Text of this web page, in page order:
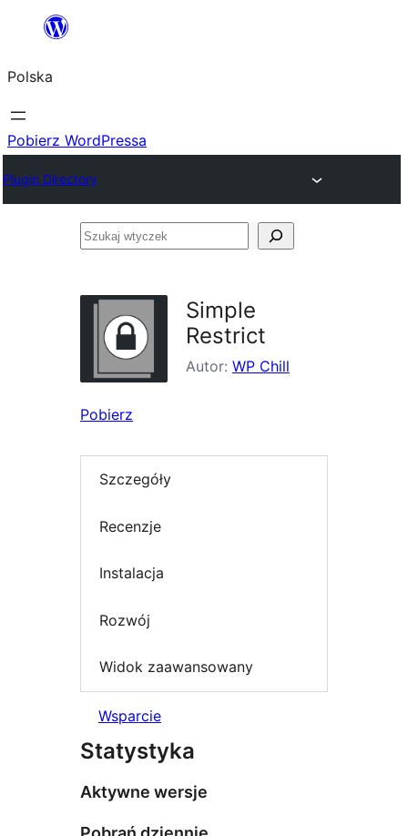
Przejdź
treści
Polska
Pobierz WordPressa
Plugin Directory
Szukaj
Simple
Restrict
Autor: WP Chill
Pobierz
Szczegóły
Recenzje
Instalacja
Rozwój
Widok zaawansowany
Wsparcie
Statystyka
Aktywne wersje